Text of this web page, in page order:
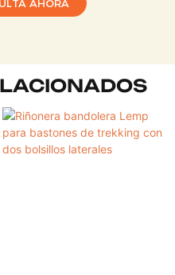
AHORA